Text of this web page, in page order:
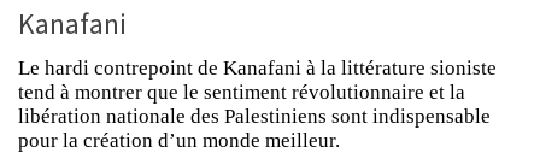
Kanafani
Le hardi contrepoint de Kanafani à la littérature sioniste
tend à montrer que le sentiment révolutionnaire et la
libération nationale des Palestiniens sont indispensable
pour la création d’un monde meilleur.